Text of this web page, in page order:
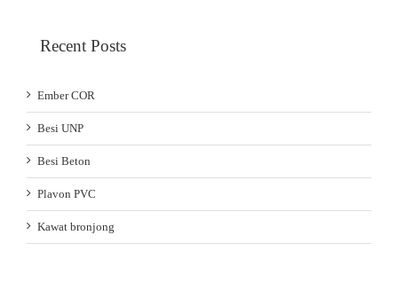
Recent Posts
Ember COR
Besi UNP
Besi Beton
Plavon PVC
Kawat bronjong